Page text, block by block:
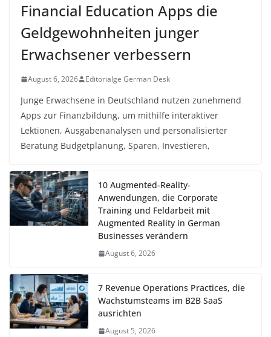
Financial Education Apps die
Geldgewohnheiten junger
Erwachsener verbessern
August 6, 2026 Editorialge German Desk
Junge Erwachsene in Deutschland nutzen zunehmend
Apps zur Finanzbildung, um mithilfe interaktiver
Lektionen, Ausgabenanalysen und personalisierter
Beratung Budgetplanung, Sparen, Investieren,
10 Augmented-Reality-
Anwendungen, die Corporate
Training und Feldarbeit mit
Augmented Reality in German
Businesses verändern
August 6, 2026
7 Revenue Operations Practices, die
Wachstumsteams im B2B SaaS
ausrichten
August 5, 2026